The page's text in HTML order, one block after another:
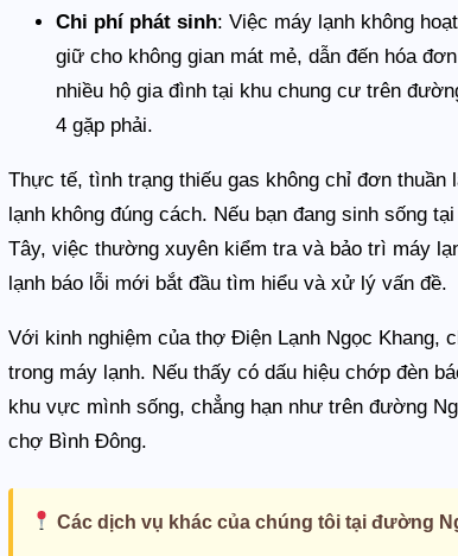
Chi phí phát sinh: Việc máy lạnh không
giữ cho không gian mát mẻ, dẫn đến hóa
nhiều hộ gia đình tại khu chung cư trên
4 gặp phải.
Thực tế, tình trạng thiếu gas không chỉ đơn
lạnh không đúng cách. Nếu bạn đang sinh sống
Tây, việc thường xuyên kiểm tra và bảo trì máy
lạnh báo lỗi mới bắt đầu tìm hiểu và xử lý vấn đề.
Với kinh nghiệm của thợ Điện Lạnh Ngọc Khang,
trong máy lạnh. Nếu thấy có dấu hiệu chớp đèn
khu vực mình sống, chẳng hạn như trên đường
chợ Bình Đông.
Các dịch vụ khác của chúng tôi tại đường